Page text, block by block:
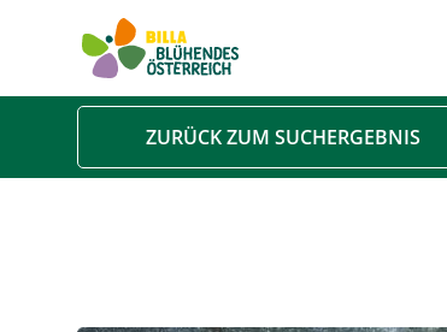
ZURÜCK ZUM SUCHERGEBNIS